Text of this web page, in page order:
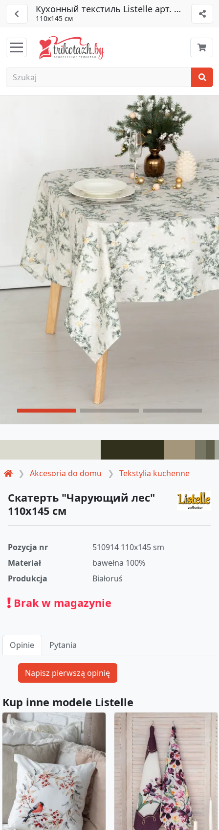
Кухонный текстиль Listelle арт. 510914
110х145 см
Akcesoria do domu Tekstylia kuchenne
Скатерть "Чарующий лес"
110х145 см
Pozycja nr
510914 110x145 sm
Materiał
bawełna 100%
Produkcja
Białoruś
Brak w magazynie
Opinie Pytania
Kup inne modele Listelle